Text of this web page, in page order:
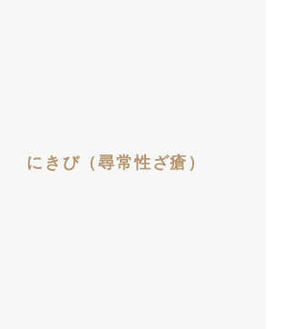
にきび（尋常性ざ瘡）